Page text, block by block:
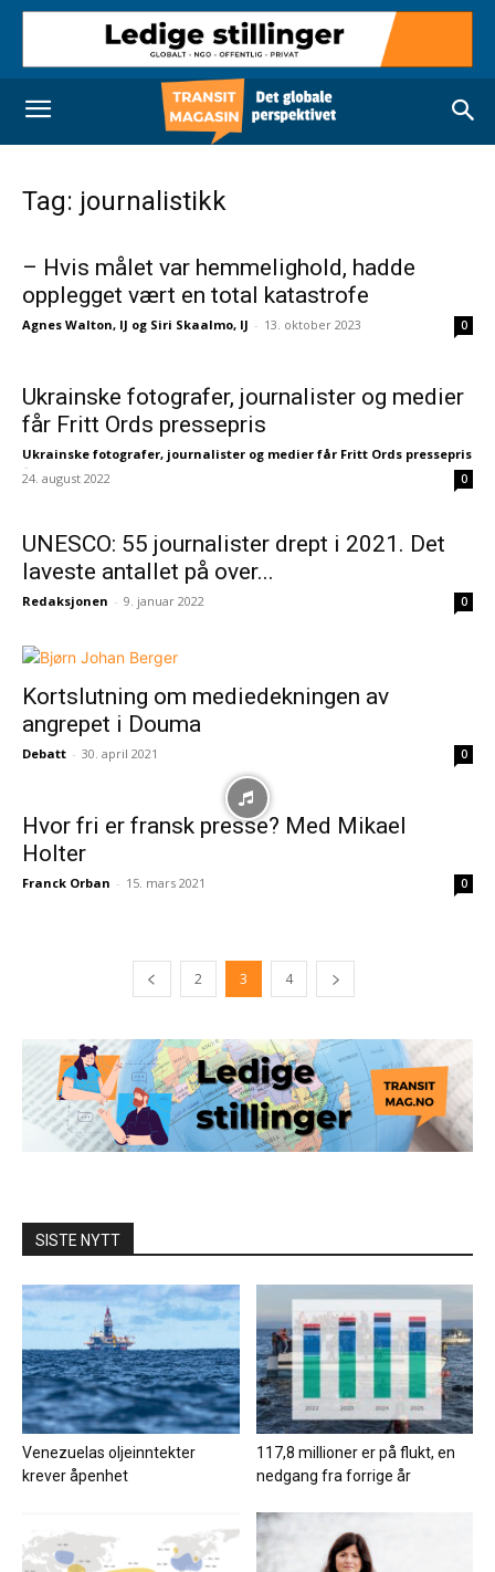
Tag: journalistikk
– Hvis målet var hemmelighold, hadde
opplegget vært en total katastrofe
Agnes Walton, IJ og Siri Skaalmo, IJ - 13. oktober 2023 0
Ukrainske fotografer, journalister og medier
får Fritt Ords pressepris
Ukrainske fotografer, journalister og medier får Fritt Ords pressepris
-
24. august 2022 0
UNESCO: 55 journalister drept i 2021. Det
laveste antallet på over...
Redaksjonen - 9. januar 2022 0
Kortslutning om mediedekningen av
angrepet i Douma
Debatt - 30. april 2021 0
Hvor fri er fransk presse? Med Mikael
Holter
Franck Orban - 15. mars 2021 0
2 3 4
SISTE NYTT
Venezuelas oljeinntekter
krever åpenhet
117,8 millioner er på flukt, en
nedgang fra forrige år